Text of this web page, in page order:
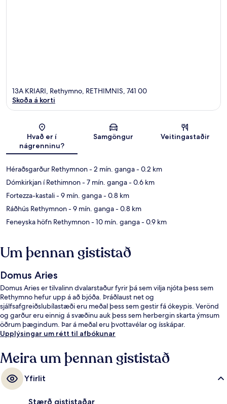
Kort
13A KRIARI, Rethymno, RETHIMNIS, 741 00
Skoða á korti
Hvað er í
nágrenninu?
Samgöngur Veitingastaðir
Héraðsgarður Rethymnon- 2 mín. ganga- 0.2 km
Dómkirkjan í Rethimnon- 7 mín. ganga- 0.6 km
Fortezza-kastali- 9 mín. ganga- 0.8 km
Ráðhús Rethymnon- 9 mín. ganga- 0.8 km
Feneyska höfn Rethymnon- 10 mín. ganga- 0.9 km
Um þennan gististað
Domus Aries
Domus Aries er tilvalinn dvalarstaður fyrir þá sem vilja njóta þess sem
Rethymno hefur upp á að bjóða. Þráðlaust net og
sjálfsafgreiðslubílastæði eru meðal þess sem gestir fá ókeypis. Verönd
og garður eru einnig á svæðinu auk þess sem herbergin skarta ýmsum
öðrum þægindum. Þar á meðal eru þvottavélar og ísskápar.
Upplýsingar um rétt til afbókunar
Meira um þennan gististað
Yfirlit
Stærð gististaðar